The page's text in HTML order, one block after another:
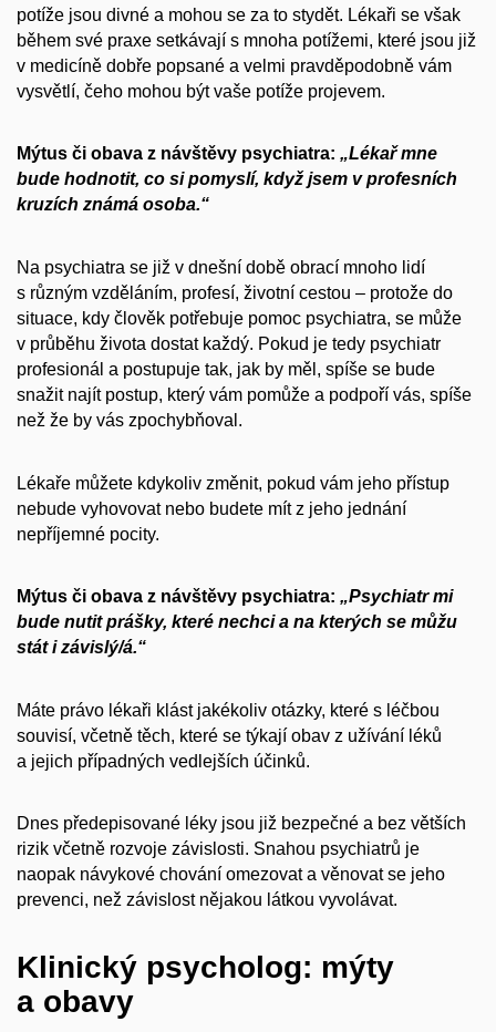
potíže jsou divné a mohou se za to stydět. Lékaři se však
během své praxe setkávají s mnoha potížemi, které jsou již
v medicíně dobře popsané a velmi pravděpodobně vám
vysvětlí, čeho mohou být vaše potíže projevem.
Mýtus či obava z návštěvy psychiatra: „Lékař mne
bude hodnotit, co si pomyslí, když jsem v profesních
kruzích známá osoba.“
Na psychiatra se již v dnešní době obrací mnoho lidí
s různým vzděláním, profesí, životní cestou – protože do
situace, kdy člověk potřebuje pomoc psychiatra, se může
v průběhu života dostat každý. Pokud je tedy psychiatr
profesionál a postupuje tak, jak by měl, spíše se bude
snažit najít postup, který vám pomůže a podpoří vás, spíše
než že by vás zpochybňoval.
Lékaře můžete kdykoliv změnit, pokud vám jeho přístup
nebude vyhovovat nebo budete mít z jeho jednání
nepříjemné pocity.
Mýtus či obava z návštěvy psychiatra: „Psychiatr mi
bude nutit prášky, které nechci a na kterých se můžu
stát i závislý/á.“
Máte právo lékaři klást jakékoliv otázky, které s léčbou
souvisí, včetně těch, které se týkají obav z užívání léků
a jejich případných vedlejších účinků.
Dnes předepisované léky jsou již bezpečné a bez větších
rizik včetně rozvoje závislosti. Snahou psychiatrů je
naopak návykové chování omezovat a věnovat se jeho
prevenci, než závislost nějakou látkou vyvolávat.
Klinický psycholog: mýty
a obavy